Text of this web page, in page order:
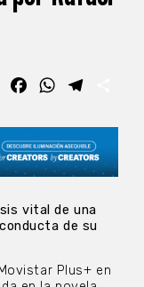
FacebookWhatsApp
vital de una
de su
Plus+ en